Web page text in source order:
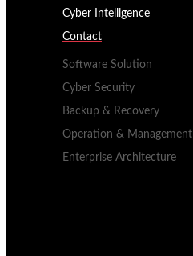
Cyber Intelligence
Contact
Software Solution
Cyber Security
Backup & Recovery
Operation & Management
Enterprise Architecture